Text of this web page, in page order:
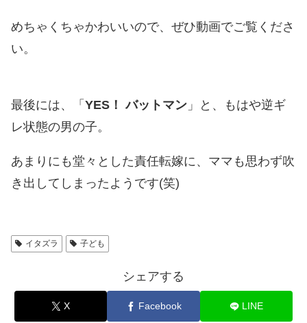
めちゃくちゃかわいいので、ぜひ動画でご覧くださ
い。
最後には、「 YES！ バットマン 」と、もはや逆ギ
レ状態の男の子。
あまりにも堂々とした責任転嫁に、ママも思わず吹
き出してしまったようです(笑)
イタズラ 子ども
シェアする
X Facebook LINE